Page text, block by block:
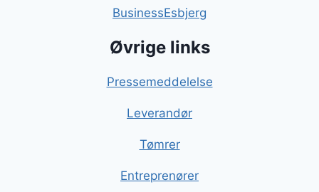
BusinessEsbjerg
Øvrige links
Pressemeddelelse
Leverandør
Tømrer
Entreprenører